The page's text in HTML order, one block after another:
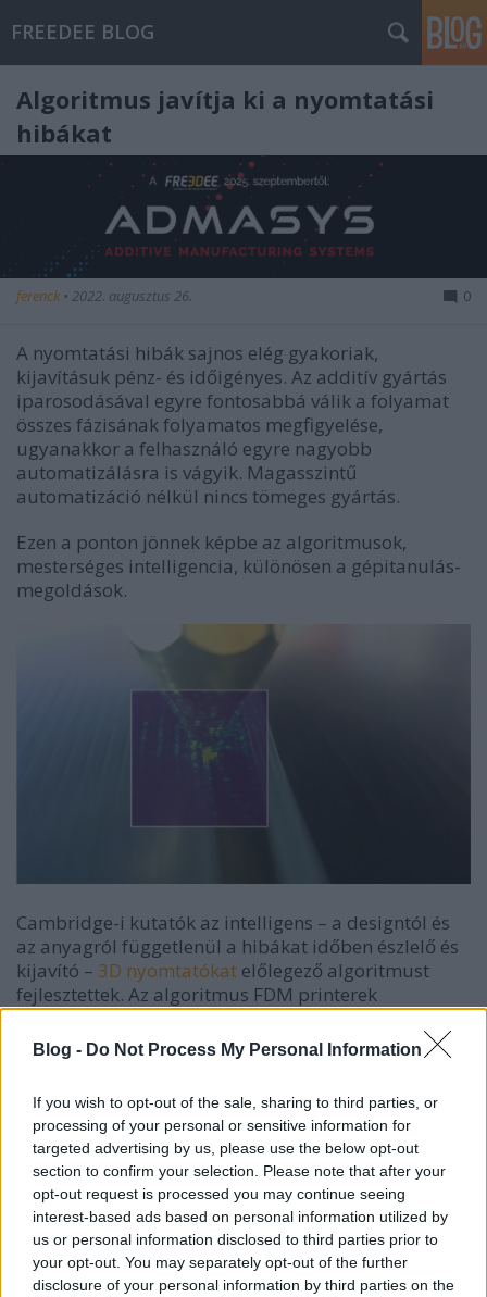
Blog - Do Not Process My Personal Information
If you wish to opt-out of the sale, sharing to third parties, or
processing of your personal or sensitive information for
targeted advertising by us, please use the below opt-out
section to confirm your selection. Please note that after your
opt-out request is processed you may continue seeing
interest-based ads based on personal information utilized by
us or personal information disclosed to third parties prior to
your opt-out. You may separately opt-out of the further
disclosure of your personal information by third parties on the
FREEDEE BLOG
Algoritmus javítja ki a nyomtatási
hibákat
ferenck • 2022. augusztus 26. 0
A nyomtatási hibák sajnos elég gyakoriak,
kijavításuk pénz- és időigényes. Az additív gyártás
iparosodásával egyre fontosabbá válik a folyamat
összes fázisának folyamatos megfigyelése,
ugyanakkor a felhasználó egyre nagyobb
automatizálásra is vágyik. Magasszintű
automatizáció nélkül nincs tömeges gyártás.
Ezen a ponton jönnek képbe az algoritmusok,
mesterséges intelligencia, különösen a gépitanulás-
megoldások.
Cambridge-i kutatók az intelligens – a designtól és
az anyagról függetlenül a hibákat időben észlelő és
kijavító – 3D nyomtatókat előlegező algoritmust
fejlesztettek. Az algoritmus FDM printerek
munkahibáit korrigálja valósidőben.
Az új megoldással nemcsak a potenciális hibák
száma csökkenthető drasztikus mértékben, hanem a
nyomtatási folyamat automatizálásában is
hatékony eszköz.